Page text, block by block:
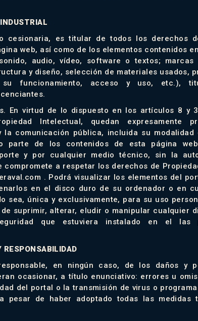
cesionaria, es titular de todos los derechos
web, así como de los elementos contenidos
audio, vídeo, software o textos; marcas
y diseño, selección de materiales usados,
su funcionamiento, acceso y uso, etc.),
En virtud de lo dispuesto en los artículos 8 y
Intelectual, quedan expresamente
comunicación pública, incluida su modalidad
parte de los contenidos de esta página
y por cualquier medio técnico, sin la
compromete a respetar los derechos de
. Podrá visualizar los elementos del
en el disco duro de su ordenador o en
sea, única y exclusivamente, para su uso
de suprimir, alterar, eludir o manipular cualquier
que estuviera instalado en el las
RESPONSABILIDAD
en ningún caso, de los daños y
ocasionar, a título enunciativo: errores u
del portal o la transmisión de virus o
pesar de haber adoptado todas las medidas